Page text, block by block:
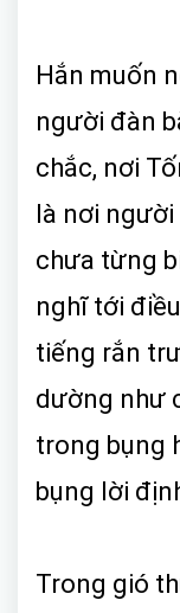
Hắn muốn
người đàn
chắc, nơi
là nơi người
chưa từng
nghĩ tới
tiếng rắn
dường như
trong bụng
bụng lời
Trong gió